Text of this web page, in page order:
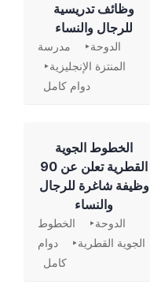
وظائف تدريسية
للرجال والنساء
الدوحة
مدرسة
المنتزة الإنجليزية
دوام كامل
الخطوط الجوية
القطرية تعلن عن 90
وظيفة شاغرة للرجال
والنساء
الدوحة
الخطوط
الجوية القطرية
دوام
كامل